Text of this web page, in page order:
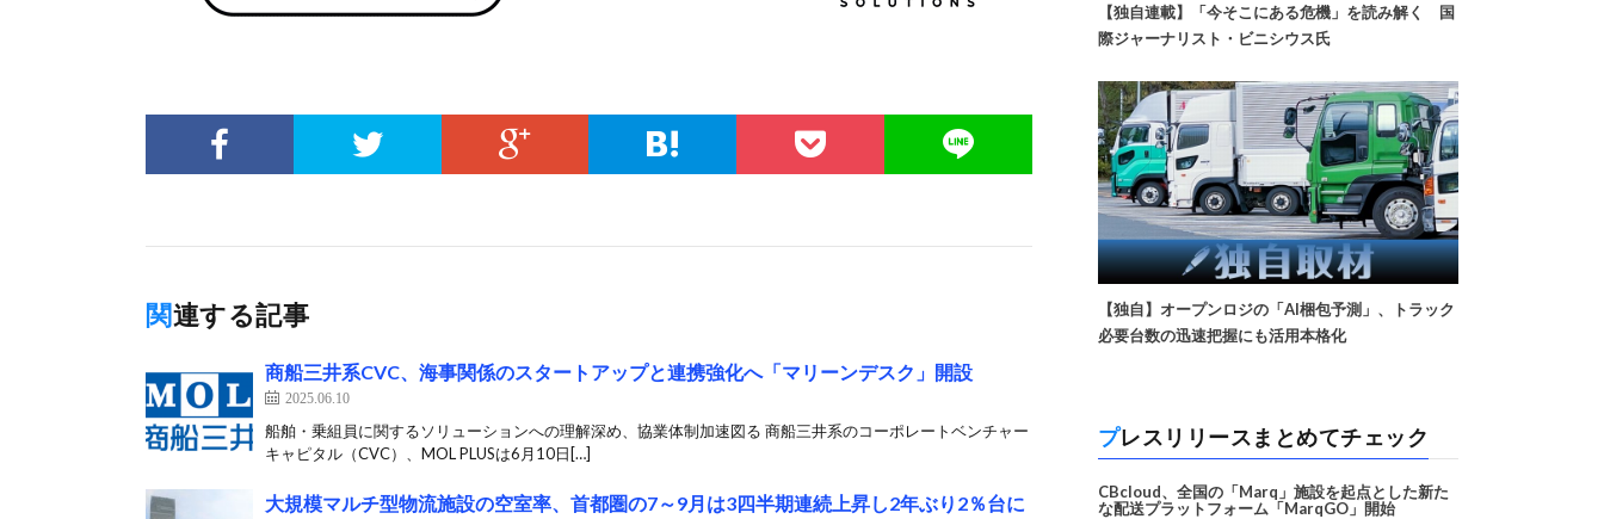
関連する記事
商船三井系CVC、海事関係のスタートアップと連携強化へ「マリーンデスク」開設
2025.06.10
船舶・乗組員に関するソリューションへの理解深め、協業体制加速図る 商船三井系のコーポレートベンチャー
キャピタル（CVC）、MOL PLUSは6月10日[…]
大規模マルチ型物流施設の空室率、首都圏の7～9月は3四半期連続上昇し2年ぶり2％台に
【独自連載】「今そこにある危機」を読み解く 国
際ジャーナリスト・ビニシウス氏
【独自】オープンロジの「AI梱包予測」、トラック
必要台数の迅速把握にも活用本格化
プレスリリースまとめてチェック
CBcloud、全国の「Marq」施設を起点とした新た
な配送プラットフォーム「MarqGO」開始